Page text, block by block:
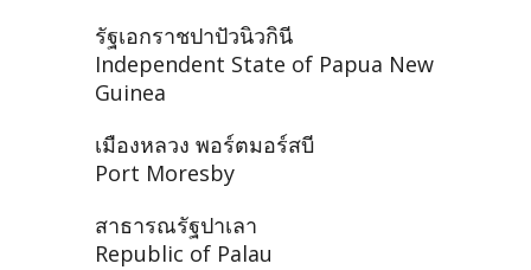
รัฐเอกราชปาปัวนิวกินี
Independent State of Papua New
Guinea
เมืองหลวง พอร์ตมอร์สบี
Port Moresby
สาธารณรัฐปาเลา
Republic of Palau